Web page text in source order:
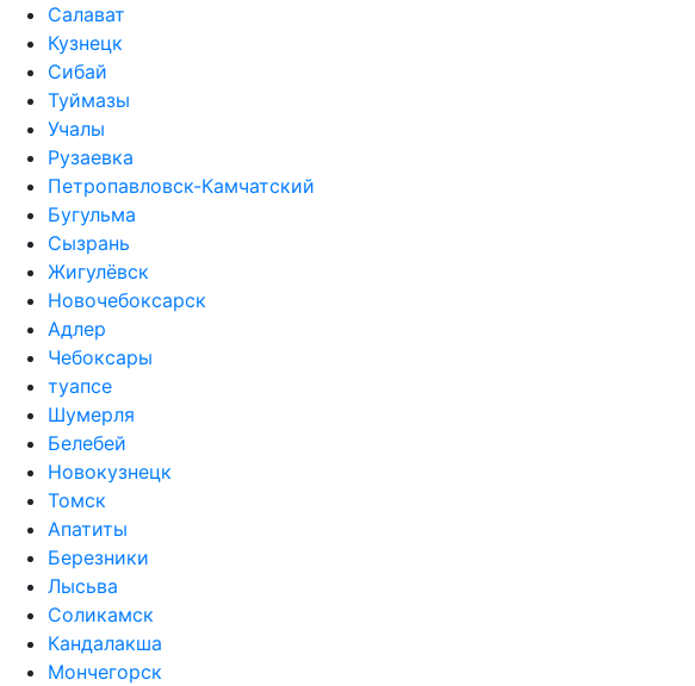
Салават
Кузнецк
Сибай
Туймазы
Учалы
Рузаевка
Петропавловск-Камчатский
Бугульма
Сызрань
Жигулёвск
Новочебоксарск
Адлер
Чебоксары
туапсе
Шумерля
Белебей
Новокузнецк
Томск
Апатиты
Березники
Лысьва
Соликамск
Кандалакша
Мончегорск